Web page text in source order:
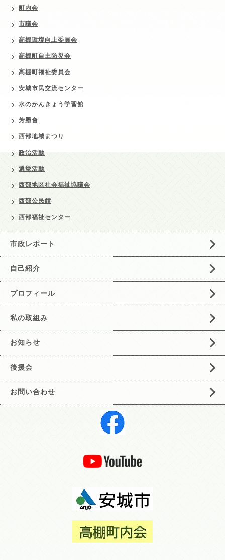
町内会
市議会
高棚環境向上委員会
高棚町自主防災会
高棚町福祉委員会
安城市民交流センター
水のかんきょう学習館
芳墨會
西部地域まつり
政治活動
選挙活動
西部地区社会福祉協議会
西部公民館
西部福祉センター
市政レポート
自己紹介
プロフィール
私の取組み
お知らせ
後援会
お問い合わせ